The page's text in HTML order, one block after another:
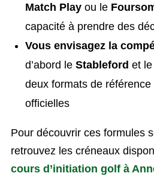
Match Play ou le
capacité à prendre des
Vous envisagez la
d’abord le Stableford et le
deux formats de
officielles
Pour découvrir ces formules
retrouvez les créneaux
cours d’initiation golf à